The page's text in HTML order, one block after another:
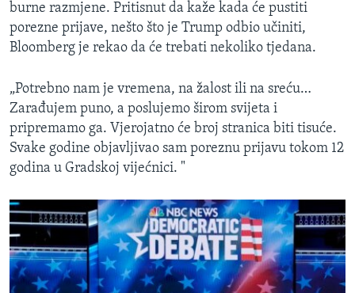
burne razmjene. Pritisnut da kaže kada će pustiti
porezne prijave, nešto što je Trump odbio učiniti,
Bloomberg je rekao da će trebati nekoliko tjedana.
„Potrebno nam je vremena, na žalost ili na sreću…
Zarađujem puno, a poslujemo širom svijeta i
pripremamo ga. Vjerojatno će broj stranica biti tisuće.
Svake godine objavljivao sam poreznu prijavu tokom 12
godina u Gradskoj vijećnici. "